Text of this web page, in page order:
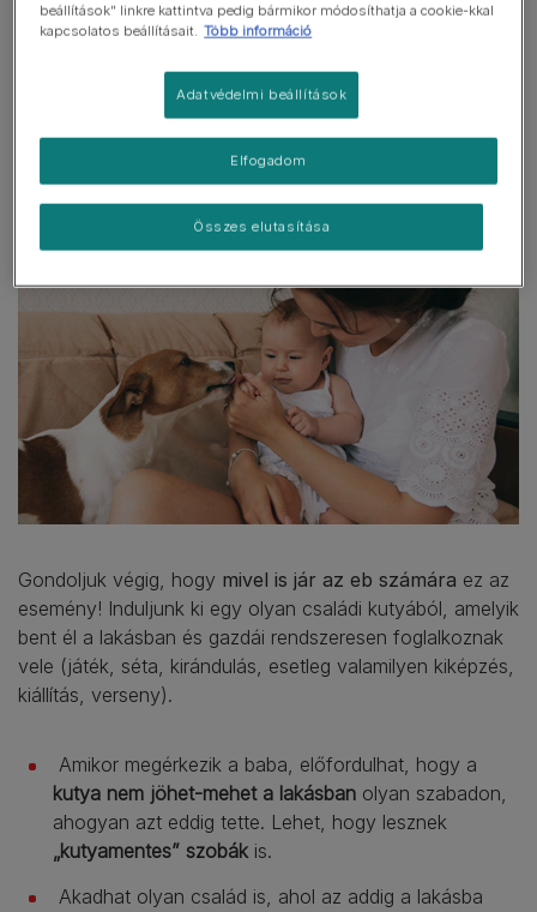
Érdemes viszont egy kicsit körbejárni azt a
baba fog születni, és szeretnék, hogy a kutya majd
kisebb megrázkódásként élje át a hatalmas változást
amivel a gyerkőc érkezése jár.
Gondoljuk végig, hogy mivel is jár az eb számára ez az
esemény! Induljunk ki egy olyan családi kutyából, amelyik
bent él a lakásban és gazdái rendszeresen foglalkoznak
vele (játék, séta, kirándulás, esetleg valamilyen kiképzés,
kiállítás, verseny).
Amikor megérkezik a baba, előfordulhat, hogy a
kutya nem jöhet-mehet a lakásban olyan szabadon,
ahogyan azt eddig tette. Lehet, hogy lesznek
„kutyamentes” szobákis.
Akadhat olyan család is, ahol az addig a lakásba
beállítások" linkre kattintva pedig bármikor módosíthatja a cookie-kkal
kapcsolatos beállításait. Több információ
Adatvédelmi beállítások
Összes elutasítása
Elfogadom